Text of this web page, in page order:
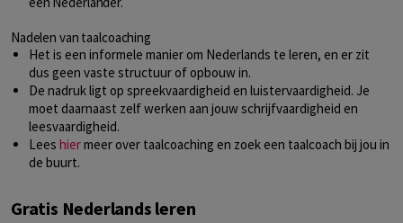
Nadelen van taalcoaching
Het is een informele manier om Nederlands te leren, en er zit
dus geen vaste structuur of opbouw in.
De nadruk ligt op spreekvaardigheid en luistervaardigheid. Je
moet daarnaast zelf werken aan jouw schrijfvaardigheid en
leesvaardigheid.
Lees hiermeer over taalcoaching en zoek een taalcoach bij jou in
de buurt.
Gratis Nederlands leren